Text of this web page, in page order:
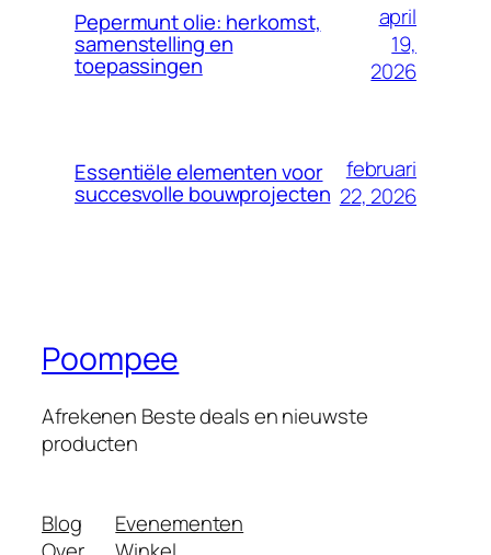
Pepermunt olie: herkomst,
samenstelling en
toepassingen
april
19,
2026
Essentiële elementen voor
succesvolle bouwprojecten
februari
22, 2026
Poompee
Afrekenen Beste deals en nieuwste
producten
Blog
Evenementen